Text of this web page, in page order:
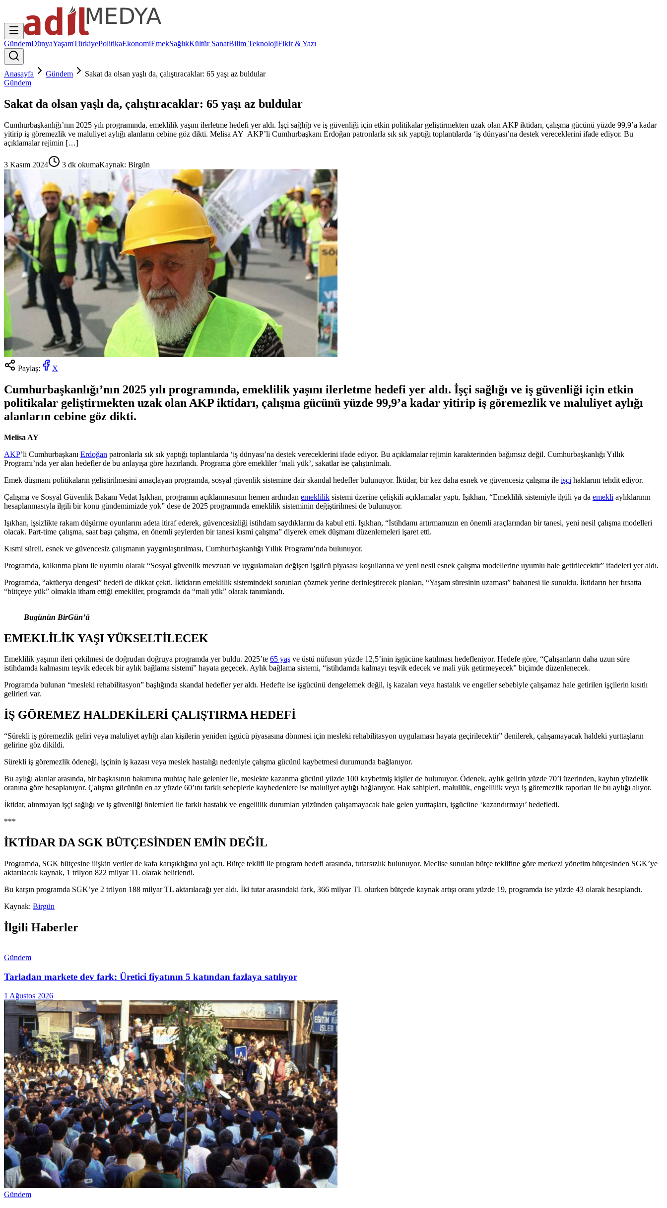
GündemDünyaYaşamTürkiyePolitikaEkonomiEmekSağlıkKültür SanatBilim TeknolojiFikir & Yazı
Anasayfa Gündem
Sakat da olsan yaşlı da, çalıştıracaklar: 65 yaşı az buldular
Gündem
Sakat da olsan yaşlı da, çalıştıracaklar: 65 yaşı az buldular
Cumhurbaşkanlığı’nın 2025 yılı programında, emeklilik yaşını ilerletme hedefi yer aldı. İşçi sağlığı ve iş güvenliği için etkin politikalar geliştirmekten uzak olan AKP iktidarı, çalışma gücünü yüzde 99,9’a kadar
yitirip iş göremezlik ve maluliyet aylığı alanların cebine göz dikti. Melisa AY AKP’li Cumhurbaşkanı Erdoğan patronlarla sık sık yaptığı toplantılarda ‘iş dünyası’na destek vereceklerini ifade ediyor. Bu
açıklamalar rejimin […]
3 Kasım 2024 3 dk okumaKaynak: Birgün
Paylaş: X
Cumhurbaşkanlığı’nın 2025 yılı programında, emeklilik yaşını ilerletme hedefi yer aldı. İşçi sağlığı ve iş güvenliği için etkin
politikalar geliştirmekten uzak olan AKP iktidarı, çalışma gücünü yüzde 99,9’a kadar yitirip iş göremezlik ve maluliyet aylığı
alanların cebine göz dikti.
Melisa AY
AKP’li Cumhurbaşkanı Erdoğan patronlarla sık sık yaptığı toplantılarda ‘iş dünyası’na destek vereceklerini ifade ediyor. Bu açıklamalar rejimin karakterinden bağımsız değil. Cumhurbaşkanlığı Yıllık
Programı’nda yer alan hedefler de bu anlayışa göre hazırlandı. Programa göre emekliler ‘mali yük’, sakatlar ise çalıştırılmalı.
Emek düşmanı politikaların geliştirilmesini amaçlayan programda, sosyal güvenlik sistemine dair skandal hedefler bulunuyor. İktidar, bir kez daha esnek ve güvencesiz çalışma ile işçi haklarını tehdit ediyor.
Çalışma ve Sosyal Güvenlik Bakanı Vedat Işıkhan, programın açıklanmasının hemen ardından emeklilik sistemi üzerine çelişkili açıklamalar yaptı. Işıkhan, “Emeklilik sistemiyle ilgili ya da emekli aylıklarının
hesaplanmasıyla ilgili bir konu gündemimizde yok” dese de 2025 programında emeklilik sisteminin değiştirilmesi de bulunuyor.
Işıkhan, işsizlikte rakam düşürme oyunlarını adeta itiraf ederek, güvencesizliği istihdam saydıklarını da kabul etti. Işıkhan, “İstihdamı artırmamızın en önemli araçlarından bir tanesi, yeni nesil çalışma modelleri
olacak. Part-time çalışma, saat başı çalışma, en önemli şeylerden bir tanesi kısmi çalışma” diyerek emek düşmanı düzenlemeleri işaret etti.
Kısmi süreli, esnek ve güvencesiz çalışmanın yaygınlaştırılması, Cumhurbaşkanlığı Yıllık Programı’nda bulunuyor.
Programda, kalkınma planı ile uyumlu olarak “Sosyal güvenlik mevzuatı ve uygulamaları değişen işgücü piyasası koşullarına ve yeni nesil esnek çalışma modellerine uyumlu hale getirilecektir” ifadeleri yer aldı.
Programda, “aktüerya dengesi” hedefi de dikkat çekti. İktidarın emeklilik sistemindeki sorunları çözmek yerine derinleştirecek planları, “Yaşam süresinin uzaması” bahanesi ile sunuldu. İktidarın her fırsatta
“bütçeye yük” olmakla itham ettiği emekliler, programda da “mali yük” olarak tanımlandı.
Bugünün BirGün’ü
EMEKLİLİK YAŞI YÜKSELTİLECEK
Emeklilik yaşının ileri çekilmesi de doğrudan doğruya programda yer buldu. 2025’te 65 yaş ve üstü nüfusun yüzde 12,5’inin işgücüne katılması hedefleniyor. Hedefe göre, “Çalışanların daha uzun süre
istihdamda kalmasını teşvik edecek bir aylık bağlama sistemi” hayata geçecek. Aylık bağlama sistemi, “istihdamda kalmayı teşvik edecek ve mali yük getirmeyecek” biçimde düzenlenecek.
Programda bulunan “mesleki rehabilitasyon” başlığında skandal hedefler yer aldı. Hedefte ise işgücünü dengelemek değil, iş kazaları veya hastalık ve engeller sebebiyle çalışamaz hale getirilen işçilerin kısıtlı
gelirleri var.
İŞ GÖREMEZ HALDEKİLERİ ÇALIŞTIRMA HEDEFİ
“Sürekli iş göremezlik geliri veya maluliyet aylığı alan kişilerin yeniden işgücü piyasasına dönmesi için mesleki rehabilitasyon uygulaması hayata geçirilecektir” denilerek, çalışamayacak haldeki yurttaşların
gelirine göz dikildi.
Sürekli iş göremezlik ödeneği, işçinin iş kazası veya meslek hastalığı nedeniyle çalışma gücünü kaybetmesi durumunda bağlanıyor.
Bu aylığı alanlar arasında, bir başkasının bakımına muhtaç hale gelenler ile, meslekte kazanma gücünü yüzde 100 kaybetmiş kişiler de bulunuyor. Ödenek, aylık gelirin yüzde 70’i üzerinden, kaybın yüzdelik
oranına göre hesaplanıyor. Çalışma gücünün en az yüzde 60’ını farklı sebeplerle kaybedenlere ise maluliyet aylığı bağlanıyor. Hak sahipleri, malullük, engellilik veya iş göremezlik raporları ile bu aylığı alıyor.
İktidar, alınmayan işçi sağlığı ve iş güvenliği önlemleri ile farklı hastalık ve engellilik durumları yüzünden çalışamayacak hale gelen yurttaşları, işgücüne ‘kazandırmayı’ hedefledi.
***
İKTİDAR DA SGK BÜTÇESİNDEN EMİN DEĞİL
Programda, SGK bütçesine ilişkin veriler de kafa karışıklığına yol açtı. Bütçe teklifi ile program hedefi arasında, tutarsızlık bulunuyor. Meclise sunulan bütçe teklifine göre merkezi yönetim bütçesinden SGK’ye
aktarılacak kaynak, 1 trilyon 822 milyar TL olarak belirlendi.
Bu karşın programda SGK’ye 2 trilyon 188 milyar TL aktarılacağı yer aldı. İki tutar arasındaki fark, 366 milyar TL olurken bütçede kaynak artışı oranı yüzde 19, programda ise yüzde 43 olarak hesaplandı.
Kaynak: Birgün
İlgili Haberler
Gündem
Tarladan markete dev fark: Üretici fiyatının 5 katından fazlaya satılıyor
1 Ağustos 2026
Gündem